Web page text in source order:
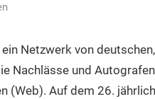
ein Netzwerk von
Nachlässe und
(Web). Auf dem 26.